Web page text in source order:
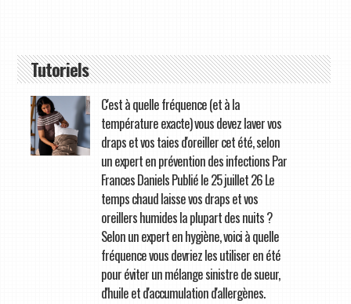
Tutoriels
C'est à quelle fréquence (et à la
température exacte) vous devez laver vos
draps et vos taies d'oreiller cet été, selon
un expert en prévention des infections Par
Frances Daniels Publié le 25 juillet 26 Le
temps chaud laisse vos draps et vos
oreillers humides la plupart des nuits ?
Selon un expert en hygiène, voici à quelle
fréquence vous devriez les utiliser en été
pour éviter un mélange sinistre de sueur,
d'huile et d'accumulation d'allergènes.